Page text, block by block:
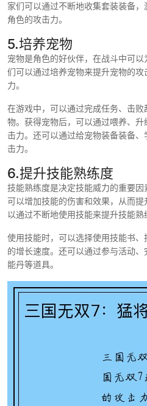
家们可以通过不断地收集套装装备
角色的攻击力。
5.培养宠物
宠物是角色的好伙伴，在战斗中可
们可以通过培养宠物来提升宠物的
力。
在游戏中，可以通过完成任务、击
物。获得宠物后，可以通过喂养、
击力。还可以通过给宠物装备装备
击力。
6.提升技能熟练度
技能熟练度是决定技能威力的重要因
可以增加技能的伤害和效果，从而
以通过不断地使用技能来提升技能熟
使用技能时，可以选择使用技能书
的增长速度。还可以通过参与活动
能丹等道具。